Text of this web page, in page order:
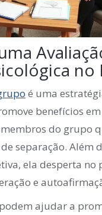
no
é uma
benefícios
do grupo
separação. Além
ela desperta no
e
ajudar a